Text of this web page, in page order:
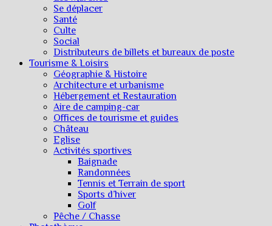
Se déplacer
Santé
Culte
Social
Distributeurs de billets et bureaux de poste
Tourisme & Loisirs
Géographie & Histoire
Architecture et urbanisme
Hébergement et Restauration
Aire de camping-car
Offices de tourisme et guides
Château
Eglise
Activités sportives
Baignade
Randonnées
Tennis et Terrain de sport
Sports d’hiver
Golf
Pêche / Chasse